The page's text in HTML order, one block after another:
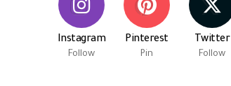
Twitter
Follow
Pinterest
Pin
Instagram
Follow